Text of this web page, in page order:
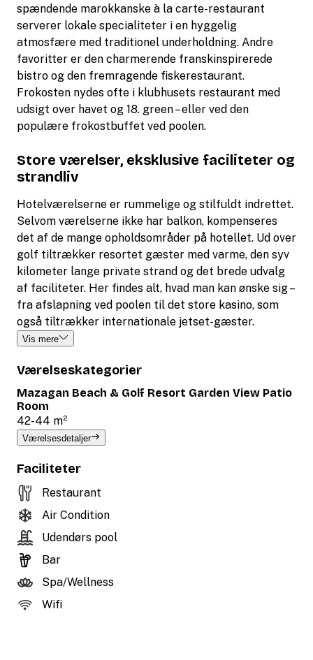
spændende marokkanske à la carte-restaurant
serverer lokale specialiteter i en hyggelig
atmosfære med traditionel underholdning. Andre
favoritter er den charmerende franskinspirerede
bistro og den fremragende fiskerestaurant.
Frokosten nydes ofte i klubhusets restaurant med
udsigt over havet og 18. green – eller ved den
populære frokostbuffet ved poolen.
Store værelser, eksklusive faciliteter og
strandliv
Hotelværelserne er rummelige og stilfuldt indrettet.
Selvom værelserne ikke har balkon, kompenseres
det af de mange opholdsområder på hotellet. Ud over
golf tiltrækker resortet gæster med varme, den syv
kilometer lange private strand og det brede udvalg
af faciliteter. Her findes alt, hvad man kan ønske sig –
fra afslapning ved poolen til det store kasino, som
også tiltrækker internationale jetset-gæster.
Vis mere
Værelseskategorier
Mazagan Beach & Golf Resort Garden View Patio
Room
42-44 m²
Værelsesdetaljer
Faciliteter
Restaurant
Air Condition
Udendørs pool
Bar
Spa/Wellness
Wifi